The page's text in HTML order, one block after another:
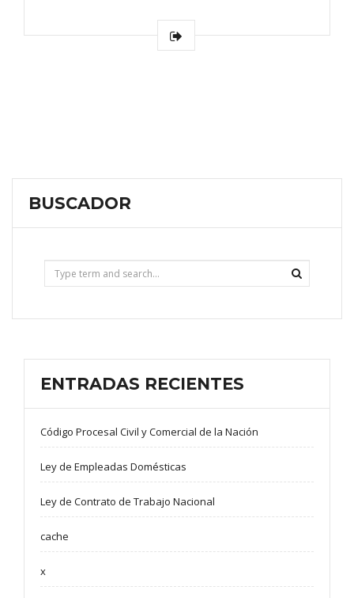
BUSCADOR
ENTRADAS RECIENTES
Código Procesal Civil y Comercial de la Nación
Ley de Empleadas Domésticas
Ley de Contrato de Trabajo Nacional
cache
x